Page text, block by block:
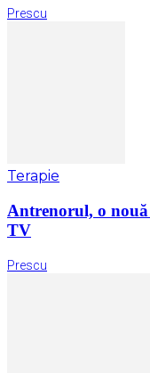
Prescu
Terapie
Antrenorul, o
TV
Prescu